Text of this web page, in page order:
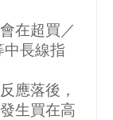
在超買／
中長線指
反應落後，
生買在高